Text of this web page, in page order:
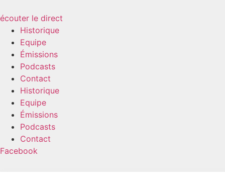
écouter le direct
Historique
Equipe
Émissions
Podcasts
Contact
Historique
Equipe
Émissions
Podcasts
Contact
Facebook